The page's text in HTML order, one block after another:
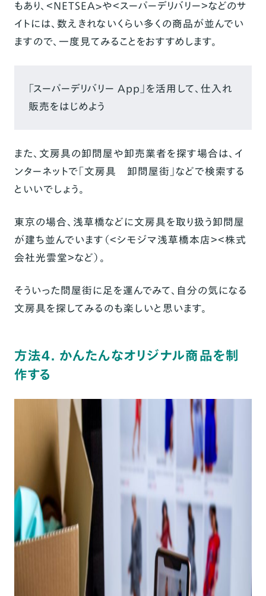
もあり、＜NETSEA>や＜スーパーデリバリー＞などのサ
イトには、数えきれないくらい多くの商品が並んでい
ますので、一度見てみることをおすすめします。
「スーパーデリバリー App」を活用して、仕入れ
販売をはじめよう
また、文房具の卸問屋や卸売業者を探す場合は、イ
ンターネットで「文房具 卸問屋街」などで検索する
といいでしょう。
東京の場合、浅草橋などに文房具を取り扱う卸問屋
が建ち並んでいます（＜シモジマ浅草橋本店＞＜株式
会社光雲堂＞など）。
そういった問屋街に足を運んでみて、自分の気になる
文房具を探してみるのも楽しいと思います。
方法4. かんたんなオリジナル商品を制
作する